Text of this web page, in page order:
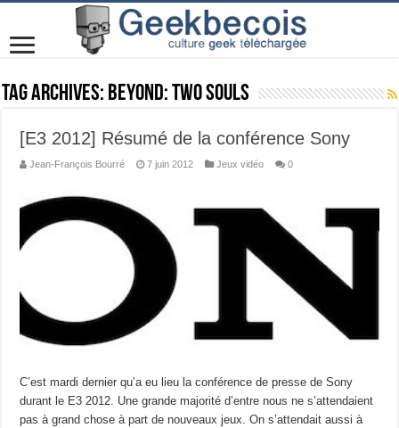
Tag Archives: Beyond: Two Souls
[E3 2012] Résumé de la conférence Sony
Jean-François Bourré 7 juin 2012 Jeux vidéo 0
C’est mardi dernier qu’a eu lieu la conférence de presse de Sony
durant le E3 2012. Une grande majorité d’entre nous ne s’attendaient
pas à grand chose à part de nouveaux jeux. On s’attendait aussi à